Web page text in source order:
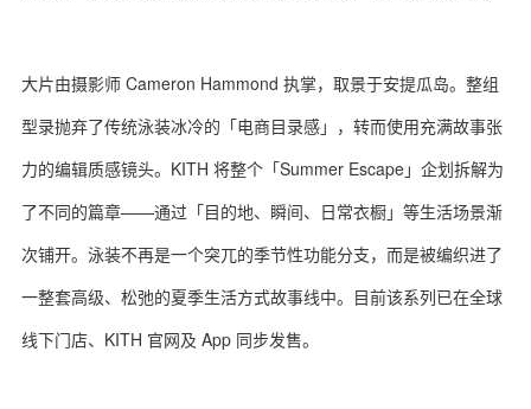
大片由摄影师 Cameron Hammond 执掌，取景于安提瓜岛。整组
型录抛弃了传统泳装冰冷的「电商目录感」，转而使用充满故事张
力的编辑质感镜头。KITH 将整个「Summer Escape」企划拆解为
了不同的篇章——通过「目的地、瞬间、日常衣橱」等生活场景渐
次铺开。泳装不再是一个突兀的季节性功能分支，而是被编织进了
一整套高级、松弛的夏季生活方式故事线中。目前该系列已在全球
线下门店、KITH 官网及 App 同步发售。